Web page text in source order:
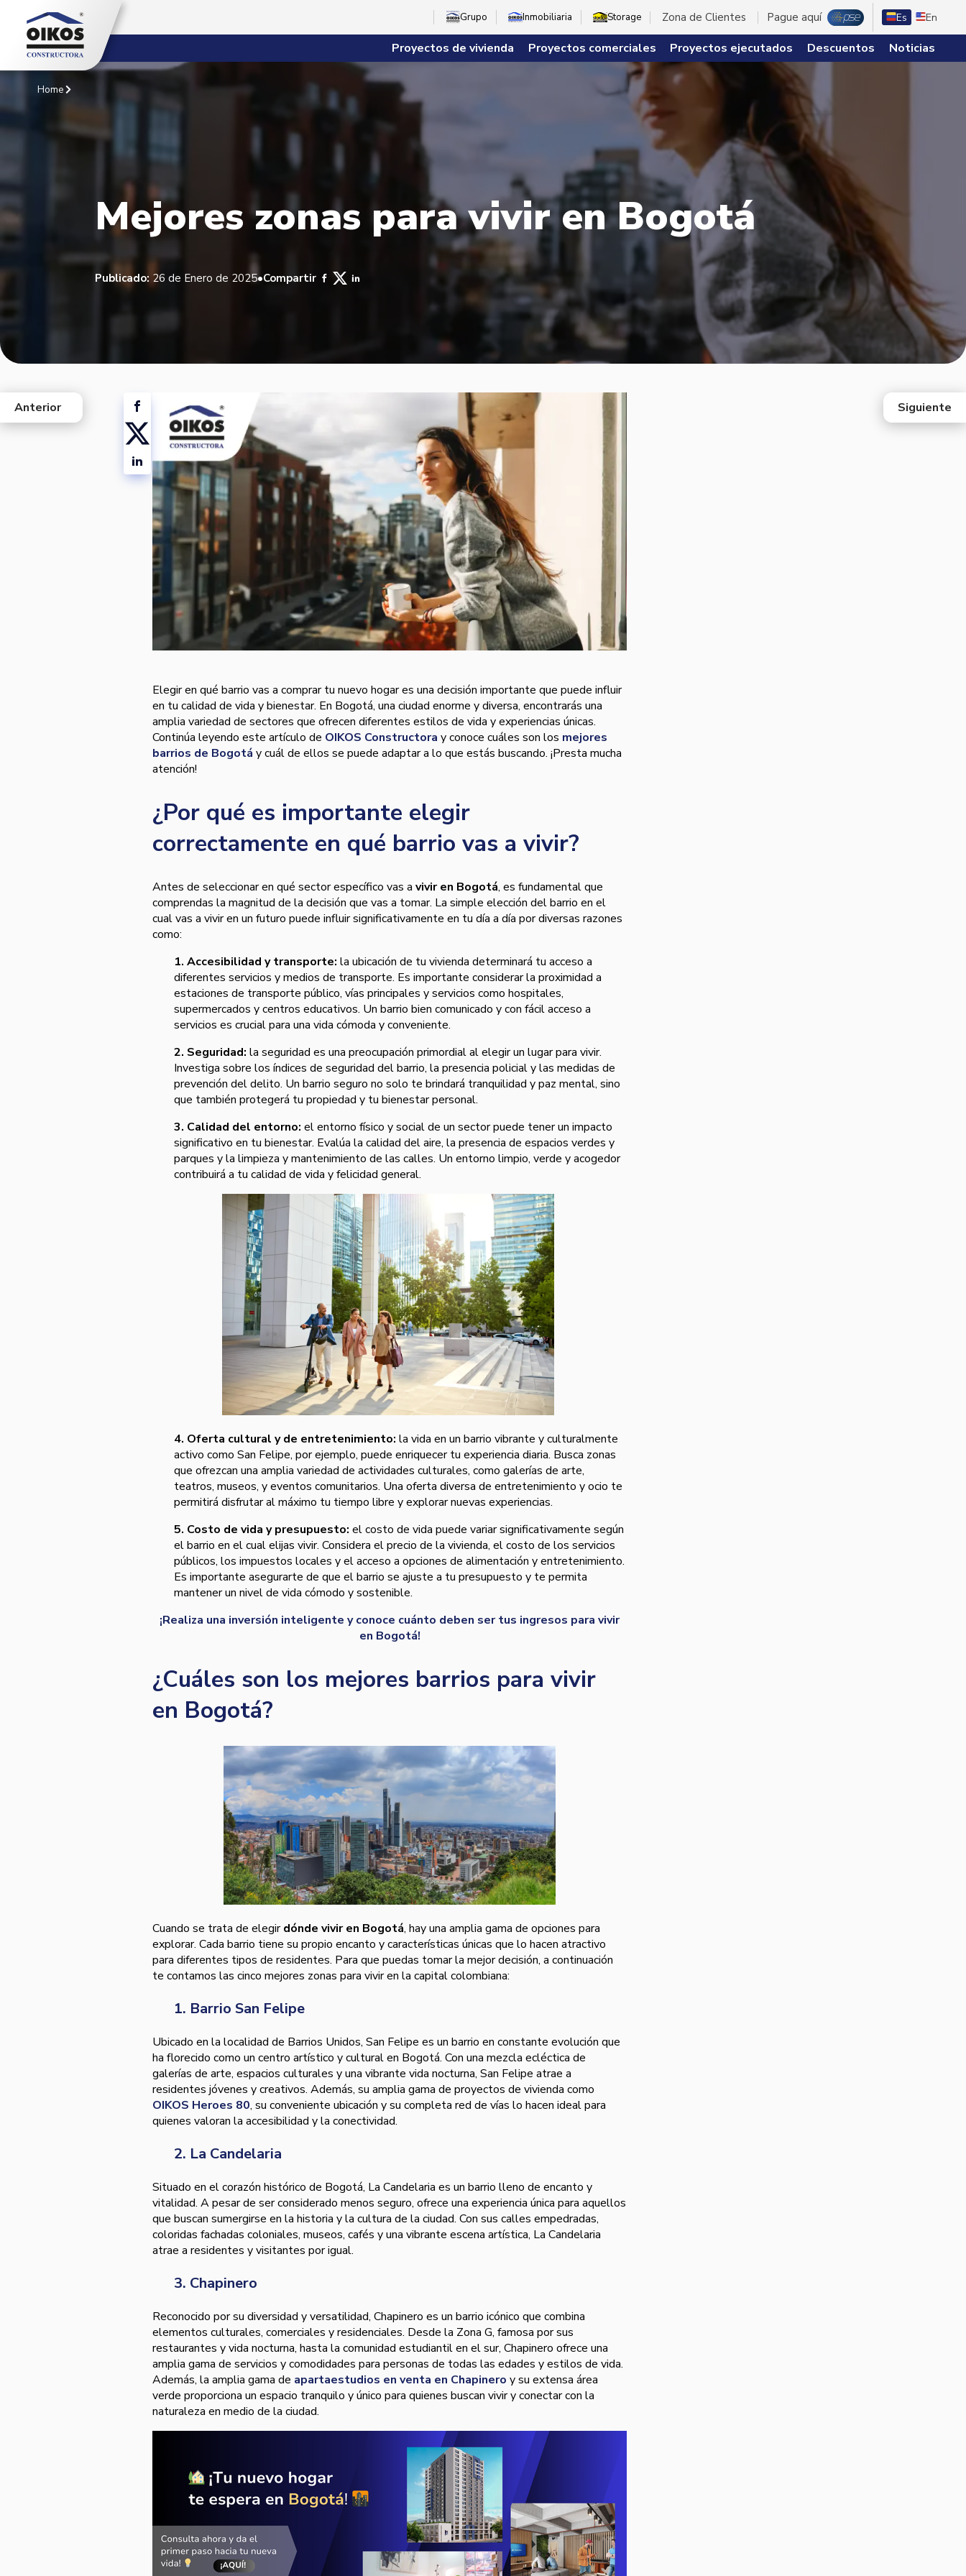
Grupo Inmobiliaria Storage Zona de Clientes Pague aquí Es En
Proyectos de vivienda Proyectos comerciales Proyectos ejecutados Descuentos Noticias
Home
Mejores zonas para vivir en Bogotá
Publicado: 26 de Enero de 2025•Compartir
Elegir en qué barrio vas a comprar tu nuevo hogar es una decisión importante que puede influir
en tu calidad de vida y bienestar. En Bogotá, una ciudad enorme y diversa, encontrarás una
amplia variedad de sectores que ofrecen diferentes estilos de vida y experiencias únicas.
Continúa leyendo este artículo de OIKOS Constructora y conoce cuáles son los mejores
barrios de Bogotá y cuál de ellos se puede adaptar a lo que estás buscando. ¡Presta mucha
atención!
¿Por qué es importante elegir
correctamente en qué barrio vas a vivir?
Antes de seleccionar en qué sector específico vas a vivir en Bogotá, es fundamental que
comprendas la magnitud de la decisión que vas a tomar. La simple elección del barrio en el
cual vas a vivir en un futuro puede influir significativamente en tu día a día por diversas razones
como:
1. Accesibilidad y transporte: la ubicación de tu vivienda determinará tu acceso a
diferentes servicios y medios de transporte. Es importante considerar la proximidad a
estaciones de transporte público, vías principales y servicios como hospitales,
supermercados y centros educativos. Un barrio bien comunicado y con fácil acceso a
servicios es crucial para una vida cómoda y conveniente.
2. Seguridad: la seguridad es una preocupación primordial al elegir un lugar para vivir.
Investiga sobre los índices de seguridad del barrio, la presencia policial y las medidas de
prevención del delito. Un barrio seguro no solo te brindará tranquilidad y paz mental, sino
que también protegerá tu propiedad y tu bienestar personal.
3. Calidad del entorno: el entorno físico y social de un sector puede tener un impacto
significativo en tu bienestar. Evalúa la calidad del aire, la presencia de espacios verdes y
parques y la limpieza y mantenimiento de las calles. Un entorno limpio, verde y acogedor
contribuirá a tu calidad de vida y felicidad general.
4. Oferta cultural y de entretenimiento: la vida en un barrio vibrante y culturalmente
activo como San Felipe, por ejemplo, puede enriquecer tu experiencia diaria. Busca zonas
que ofrezcan una amplia variedad de actividades culturales, como galerías de arte,
teatros, museos, y eventos comunitarios. Una oferta diversa de entretenimiento y ocio te
permitirá disfrutar al máximo tu tiempo libre y explorar nuevas experiencias.
5. Costo de vida y presupuesto: el costo de vida puede variar significativamente según
el barrio en el cual elijas vivir. Considera el precio de la vivienda, el costo de los servicios
públicos, los impuestos locales y el acceso a opciones de alimentación y entretenimiento.
Es importante asegurarte de que el barrio se ajuste a tu presupuesto y te permita
mantener un nivel de vida cómodo y sostenible.
¡Realiza una inversión inteligente y conoce cuánto deben ser tus ingresos para vivir
en Bogotá!
¿Cuáles son los mejores barrios para vivir
en Bogotá?
Cuando se trata de elegirdónde vivir en Bogotá, hay una amplia gama de opciones para
explorar. Cada barrio tiene su propio encanto y características únicas que lo hacen atractivo
para diferentes tipos de residentes. Para que puedas tomar la mejor decisión, a continuación
te contamos las cinco mejores zonas para vivir en la capital colombiana:
1. Barrio San Felipe
Ubicado en la localidad de Barrios Unidos, San Felipe es un barrio en constante evolución que
ha florecido como un centro artístico y cultural en Bogotá. Con una mezcla ecléctica de
galerías de arte, espacios culturales y una vibrante vida nocturna, San Felipe atrae a
residentes jóvenes y creativos. Además, su amplia gama de proyectos de vivienda como
OIKOS Heroes 80, su conveniente ubicación y su completa red de vías lo hacen ideal para
quienes valoran la accesibilidad y la conectividad.
2. La Candelaria
Situado en el corazón histórico de Bogotá, La Candelaria es un barrio lleno de encanto y
vitalidad. A pesar de ser considerado menos seguro, ofrece una experiencia única para aquellos
que buscan sumergirse en la historia y la cultura de la ciudad. Con sus calles empedradas,
coloridas fachadas coloniales, museos, cafés y una vibrante escena artística, La Candelaria
atrae a residentes y visitantes por igual.
3. Chapinero
Reconocido por su diversidad y versatilidad, Chapinero es un barrio icónico que combina
elementos culturales, comerciales y residenciales. Desde la Zona G, famosa por sus
restaurantes y vida nocturna, hasta la comunidad estudiantil en el sur, Chapinero ofrece una
amplia gama de servicios y comodidades para personas de todas las edades y estilos de vida.
Además, la amplia gama de apartaestudios en venta en Chapinero y su extensa área
verde proporciona un espacio tranquilo y único para quienes buscan vivir y conectar con la
naturaleza en medio de la ciudad.
west
Anterior Siguiente